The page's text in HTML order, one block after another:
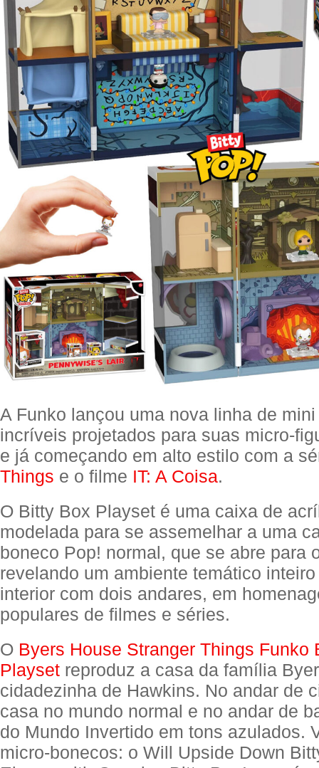
A Funko lançou uma nova linha de
incríveis projetados para suas micro-
e já começando em alto estilo com a
Things e o filme IT: A Coisa.
O Bitty Box Playset é uma caixa de
modelada para se assemelhar a uma
boneco Pop! normal, que se abre para
revelando um ambiente temático
interior com dois andares, em
populares de filmes e séries.
O Byers House Stranger Things Funko
Playset reproduz a casa da família
cidadezinha de Hawkins. No andar de
casa no mundo normal e no andar de
do Mundo Invertido em tons azulados.
micro-bonecos: o Will Upside Down